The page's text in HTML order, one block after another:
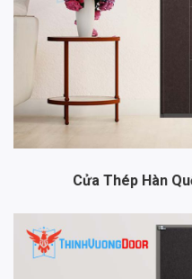
Cửa Thép Hàn